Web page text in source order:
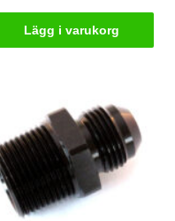
Lägg i varukorg